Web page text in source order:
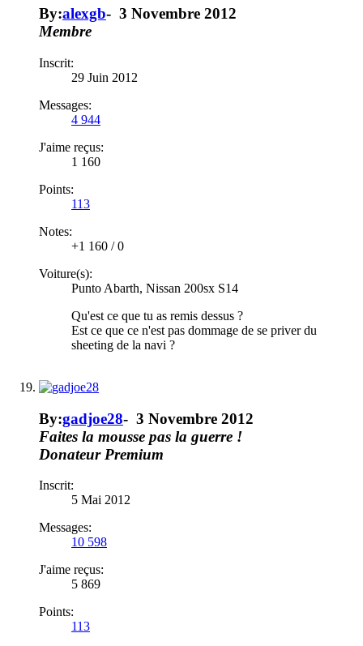
By:alexgb- 3 Novembre 2012
Membre
Inscrit:
29 Juin 2012
Messages:
4 944
J'aime reçus:
1 160
Points:
113
Notes:
+1 160 /0
Voiture(s):
Punto Abarth, Nissan 200sx S14
Qu'est ce que tu as remis dessus ?
Est ce que ce n'est pas dommage de se priver du
sheeting de la navi ?
By:gadjoe28- 3 Novembre 2012
Faites la mousse pas la guerre !
Donateur Premium
Inscrit:
5 Mai 2012
Messages:
10 598
J'aime reçus:
5 869
Points:
113